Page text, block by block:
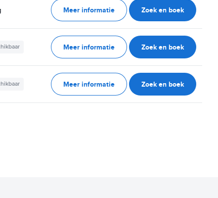
Meer informatie Zoek en boek
Meer informatie Zoek en boek
Meer informatie Zoek en boek